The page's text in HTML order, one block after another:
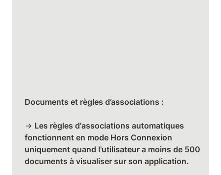
→ Les règles d'associations automatiques
fonctionnent en mode Hors Connexion
uniquement quand l'utilisateur a moins de 500
documents à visualiser sur son application.